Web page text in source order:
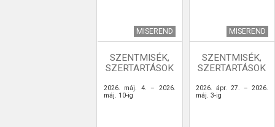
MISEREND
SZENTMISÉK,
SZERTARTÁSOK
2026. máj. 4. – 2026.
máj. 10-ig
MISEREND
SZENTMISÉK,
SZERTARTÁSOK
2026. ápr. 27. – 2026.
máj. 3-ig